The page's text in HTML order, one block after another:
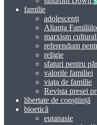
familie
adolescenţi
Alianța
marxism cultural
referendum
religie
sfaturi pentru
valorile familiei
viaţa de familie
Revista presei
libertate de conștiință
bioetică
eutanasie